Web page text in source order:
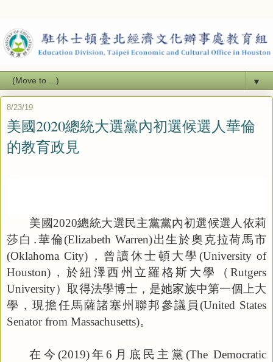
▼
8/23/19
美國2020總統大選黨內初選候選人華倫
的教育政見
美國2020總統大選民主黨黨內初選候選人依莉
莎白․華倫(Elizabeth Warren)出生於奧克拉荷馬市
(Oklahoma City) ，曾讀休士頓大學 (University of
Houston) ，於紐澤西州立羅格斯大學（ Rutgers
University）取得法學博士，是她家族中第一個上大
學，現擔任馬薩諸塞州聯邦參議員(United States
Senator from Massachusetts)。
在今 (2019)年6 月底民主黨 (The Democratic